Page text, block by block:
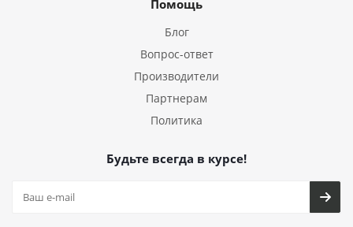
Помощь
Блог
Вопрос-ответ
Производители
Партнерам
Политика
Будьте всегда в курсе!